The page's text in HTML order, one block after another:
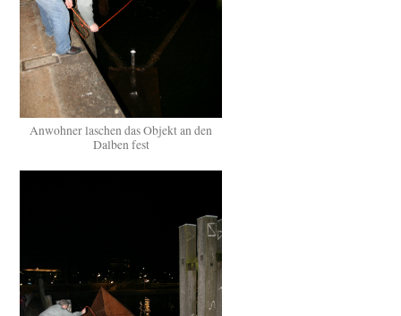
Anwohner laschen das Objekt an den
Dalben fest